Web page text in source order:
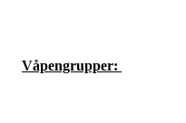
Våpengrupper: